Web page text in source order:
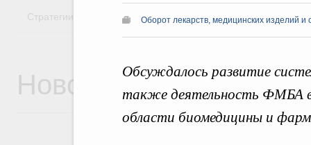
Оборот лекарств, медицинских изделий и
Обсуждалось развитие
также деятельность ФМБА
области биомедицины и
Стратегии Государственные программы
Новости